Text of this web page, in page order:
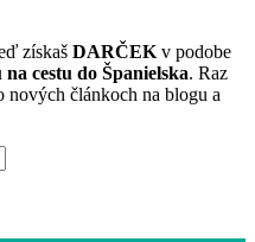
získaš DARČEK v podobe
na cestu do Španielska. Raz
nových článkoch na blogu a